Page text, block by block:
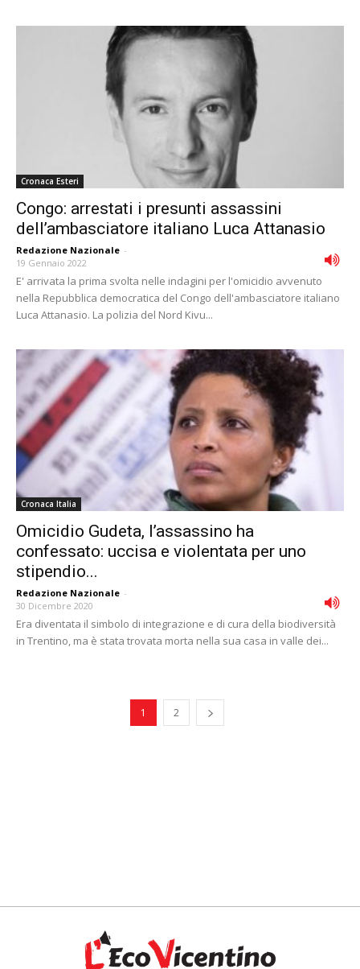
Cronaca Esteri
Congo: arrestati i presunti assassini
dell’ambasciatore italiano Luca Attanasio
Redazione Nazionale -
19 Gennaio 2022
E' arrivata la prima svolta nelle indagini per l'omicidio avvenuto
nella Repubblica democratica del Congo dell'ambasciatore italiano
Luca Attanasio. La polizia del Nord Kivu...
Cronaca Italia
Omicidio Gudeta, l’assassino ha
confessato: uccisa e violentata per uno
stipendio...
Redazione Nazionale -
30 Dicembre 2020
Era diventata il simbolo di integrazione e di cura della biodiversità
in Trentino, ma è stata trovata morta nella sua casa in valle dei...
1 2